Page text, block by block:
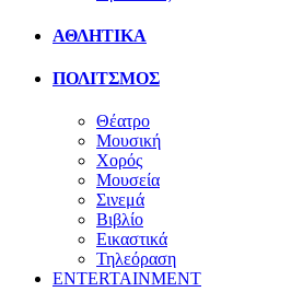
ΑΘΛΗΤΙΚΑ
ΠΟΛΙΤΣΜΟΣ
Θέατρο
Μουσική
Χορός
Μουσεία
Σινεμά
Βιβλίο
Εικαστικά
Τηλεόραση
ENTERTAINMENT